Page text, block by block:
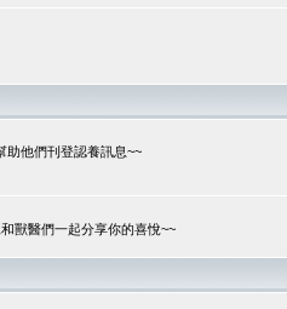
助他們刊登認養訊息~~
保
獸醫們一起分享你的喜悅~~